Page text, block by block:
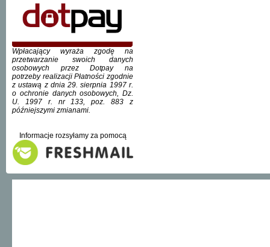
Wpłacający wyraża zgodę na
przetwarzanie swoich danych
osobowych przez Dotpay na
potrzeby realizacji Płatności zgodnie
z ustawą z dnia 29. sierpnia 1997 r.
o ochronie danych osobowych, Dz.
U. 1997 r. nr 133, poz. 883 z
późniejszymi zmianami.
Informacje rozsyłamy za pomocą